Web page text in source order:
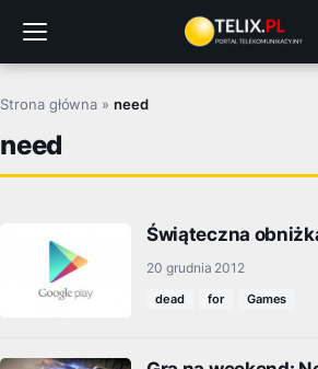
treści
Strona główna »need
need
Świąteczna
20 grudnia 2012
dead for Games